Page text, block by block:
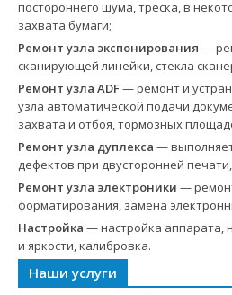
постороннего шума, треска, в
захвата бумаги;
Ремонт узла экспонирования —
сканирующей линейки, стекла
Ремонт узла ADF— ремонт и
узла автоматической подачи
захвата и отбоя, тормозных
Ремонт узла дуплекса —
дефектов при двусторонней
Ремонт узла электроники —
форматирования, замена
Настройка — настройка аппарата,
и яркости, калибровка.
Наши услуги